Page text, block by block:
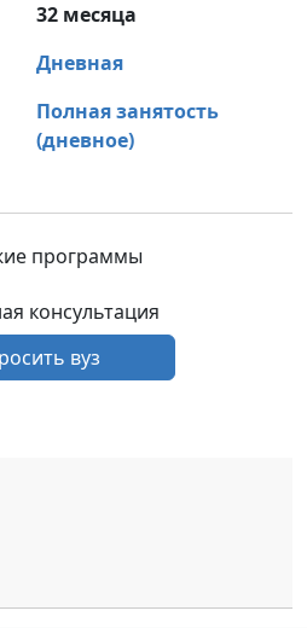
32 месяца
Дневная
Полная занятость
(дневное)
программы
консультация
вуз